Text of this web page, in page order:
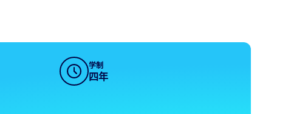
学制
四年